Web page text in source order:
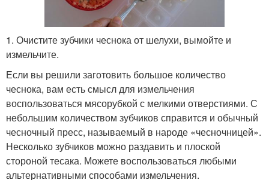
1. Очистите зубчики чеснока от шелухи, вымойте и
измельчите.
Если вы решили заготовить большое количество
чеснока, вам есть смысл для измельчения
воспользоваться мясорубкой с мелкими отверстиями. С
небольшим количеством зубчиков справится и обычный
чесночный пресс, называемый в народе «чесночницей».
Несколько зубчиков можно раздавить и плоской
стороной тесака. Можете воспользоваться любыми
альтернативными способами измельчения.